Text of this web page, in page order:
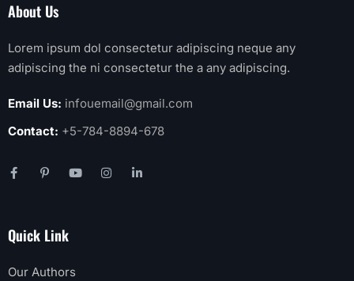
About Us
Lorem ipsum dol consectetur adipiscing neque any
adipiscing the ni consectetur the a any adipiscing.
Email Us: infouemail@gmail.com
Contact: +5-784-8894-678
Quick Link
Our Authors